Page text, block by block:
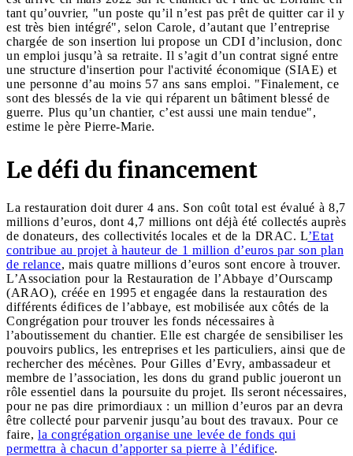
tant qu’ouvrier, "un poste qu’il n’est pas prêt de quitter car il y
est très bien intégré", selon Carole, d’autant que l’entreprise
chargée de son insertion lui propose un CDI d’inclusion, donc
un emploi jusqu’à sa retraite. Il s’agit d’un contrat signé entre
une structure d'insertion pour l'activité économique (SIAE) et
une personne d’au moins 57 ans sans emploi. "Finalement, ce
sont des blessés de la vie qui réparent un bâtiment blessé de
guerre. Plus qu’un chantier, c’est aussi une main tendue",
estime le père Pierre-Marie.
Le défi du financement
La restauration doit durer 4 ans. Son coût total est évalué à 8,7
millions d’euros, dont 4,7 millions ont déjà été collectés auprès
de donateurs, des collectivités locales et de la DRAC. L’Etat
contribue au projet à hauteur de 1 million d’euros par son plan
de relance, mais quatre millions d’euros sont encore à trouver.
L’Association pour la Restauration de l’Abbaye d’Ourscamp
(ARAO), créée en 1995 et engagée dans la restauration des
différents édifices de l’abbaye, est mobilisée aux côtés de la
Congrégation pour trouver les fonds nécessaires à
l’aboutissement du chantier. Elle est chargée de sensibiliser les
pouvoirs publics, les entreprises et les particuliers, ainsi que de
rechercher des mécènes. Pour Gilles d’Evry, ambassadeur et
membre de l’association, les dons du grand public joueront un
rôle essentiel dans la poursuite du projet. Ils seront nécessaires,
pour ne pas dire primordiaux : un million d’euros par an devra
être collecté pour parvenir jusqu’au bout des travaux. Pour ce
faire, la congrégation organise une levée de fonds qui
permettra à chacun d’apporter sa pierre à l’édifice.